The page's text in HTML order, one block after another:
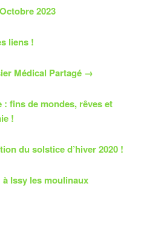
2023
liens !
Médical Partagé →
: fins de mondes, rêves et
!
du solstice d’hiver 2020 !
Issy les moulinaux